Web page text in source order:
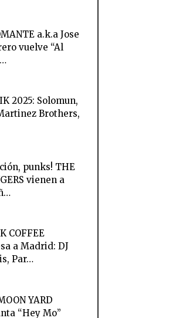
a.k.a Jose
vuelve “Al
2025: Solomun,
Brothers,
punks! THE
vienen a
COFFEE
a Madrid: DJ
Par…
YARD
“Hey Mo”